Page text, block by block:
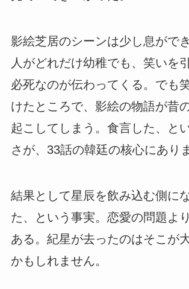
影絵芝居のシーンは少し息がで
人がどれだけ幼稚でも、笑いを
必死なのが伝わってくる。でも
けたところで、影絵の物語が昔
起こしてしまう。食言した、と
さが、33話の韓廷の核心にあり
結果として星辰を飲み込む側に
た、という事実。恋愛の問題よ
ある。紀星が去ったのはそこが
かもしれません。